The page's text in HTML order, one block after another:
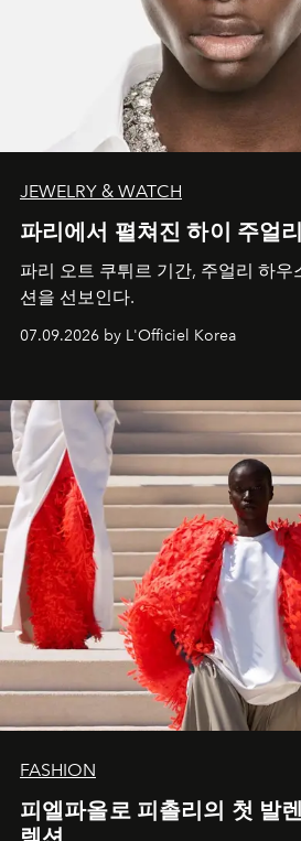
JEWELRY & WATCH
파리에서 펼쳐진 하이 주얼
파리 오트 쿠튀르 기간, 주얼리 하우
션을 선보인다.
07.09.2026 by L'Officiel Korea
FASHION
피엘파올로 피촐리의 첫 발